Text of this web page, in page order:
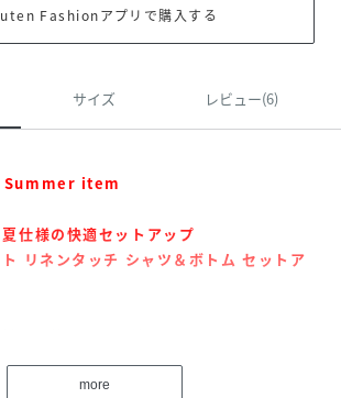
Fashionアプリで購入する
サイズ レビュー(6)
item
仕様の快適セットアップ
リネンタッチ シャツ＆ボトム セットア
る、まるで麻のようなのドライな肌触り
more